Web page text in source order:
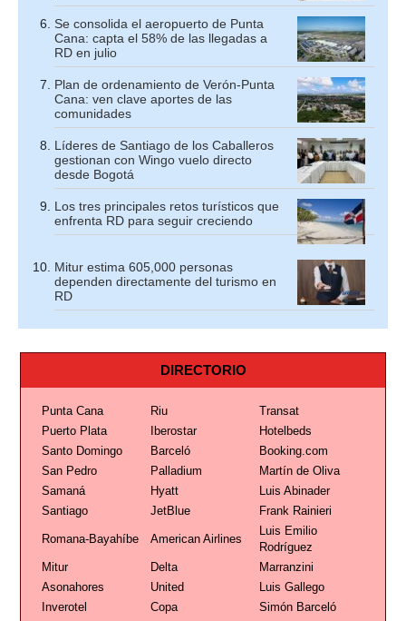
Se consolida el aeropuerto de Punta
Cana: capta el 58% de las llegadas a
RD en julio
Plan de ordenamiento de Verón-Punta
Cana: ven clave aportes de las
comunidades
Líderes de Santiago de los Caballeros
gestionan con Wingo vuelo directo
desde Bogotá
Los tres principales retos turísticos que
enfrenta RD para seguir creciendo
Mitur estima 605,000 personas
dependen directamente del turismo en
RD
DIRECTORIO
Punta Cana Riu
Transat
Puerto Plata
Iberostar
Hotelbeds
Santo Domingo
Barceló
Booking.com
San Pedro
Palladium
Martín de Oliva
Samaná
Hyatt
Luis Abinader
Santiago
JetBlue Frank Rainieri
Romana-Bayahíbe American Airlines
Luis Emilio
Rodríguez
Mitur
Delta
Marranzini
Asonahores
United
Luis Gallego
Inverotel
Copa
Simón Barceló